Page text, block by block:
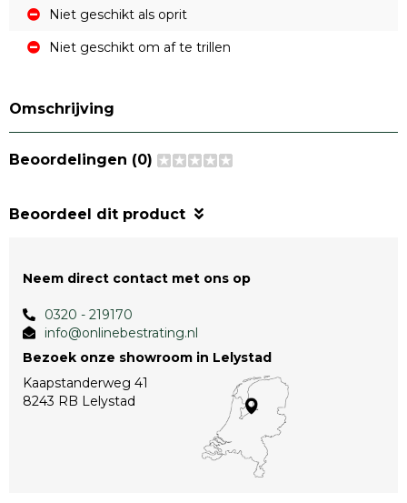
Niet geschikt als oprit
Niet geschikt om af te trillen
Omschrijving
Beoordelingen (0)
Beoordeel dit product
Neem direct contact met ons op
0320 - 219170
info@onlinebestrating.nl
Bezoek onze showroom in Lelystad
Kaapstanderweg 41
8243 RB Lelystad